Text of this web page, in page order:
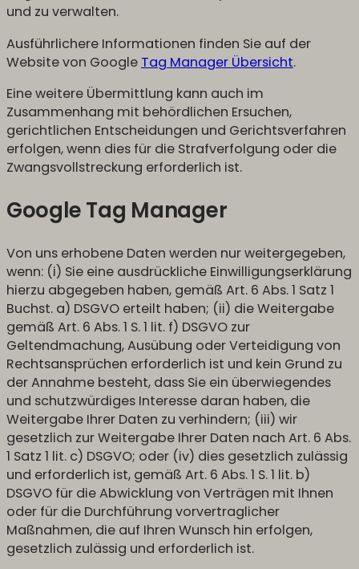
und zu verwalten.
Ausführlichere Informationen finden Sie auf der
Website von Google Tag Manager Übersicht.
Eine weitere Übermittlung kann auch im
Zusammenhang mit behördlichen Ersuchen,
gerichtlichen Entscheidungen und Gerichtsverfahren
erfolgen, wenn dies für die Strafverfolgung oder die
Zwangsvollstreckung erforderlich ist.
Google Tag Manager
Von uns erhobene Daten werden nur weitergegeben,
wenn: (i) Sie eine ausdrückliche Einwilligungserklärung
hierzu abgegeben haben, gemäß Art. 6 Abs. 1 Satz 1
Buchst. a) DSGVO erteilt haben; (ii) die Weitergabe
gemäß Art. 6 Abs. 1 S. 1 lit. f) DSGVO zur
Geltendmachung, Ausübung oder Verteidigung von
Rechtsansprüchen erforderlich ist und kein Grund zu
der Annahme besteht, dass Sie ein überwiegendes
und schutzwürdiges Interesse daran haben, die
Weitergabe Ihrer Daten zu verhindern; (iii) wir
gesetzlich zur Weitergabe Ihrer Daten nach Art. 6 Abs.
1 Satz 1 lit. c) DSGVO; oder (iv) dies gesetzlich zulässig
und erforderlich ist, gemäß Art. 6 Abs. 1 S. 1 lit. b)
DSGVO für die Abwicklung von Verträgen mit Ihnen
oder für die Durchführung vorvertraglicher
Maßnahmen, die auf Ihren Wunsch hin erfolgen,
gesetzlich zulässig und erforderlich ist.